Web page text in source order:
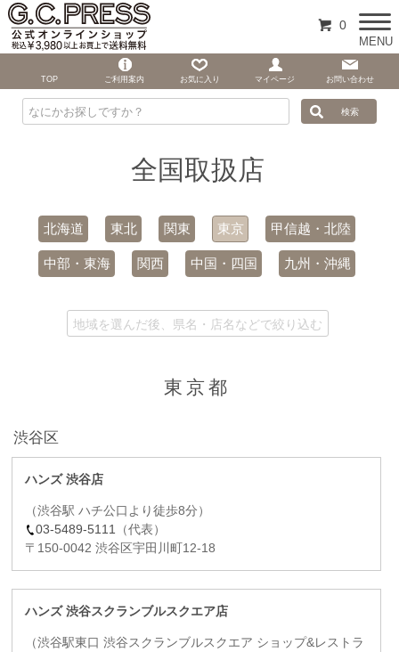
全国取扱店
北海道 東北 関東 東京 甲信越・北陸
中部・東海 関西 中国・四国 九州・沖縄
東京都
渋谷区
ハンズ 渋谷店
（渋谷駅 ハチ公口より徒歩8分）
03-5489-5111
（代表）
〒150-0042 渋谷区宇田川町12-18
ハンズ 渋谷スクランブルスクエア店
（渋谷駅東口 渋谷スクランブルスクエア ショップ&レストラ
0
MENU
TOP ご利用案内 お気に入り マイページ お問い合わせ